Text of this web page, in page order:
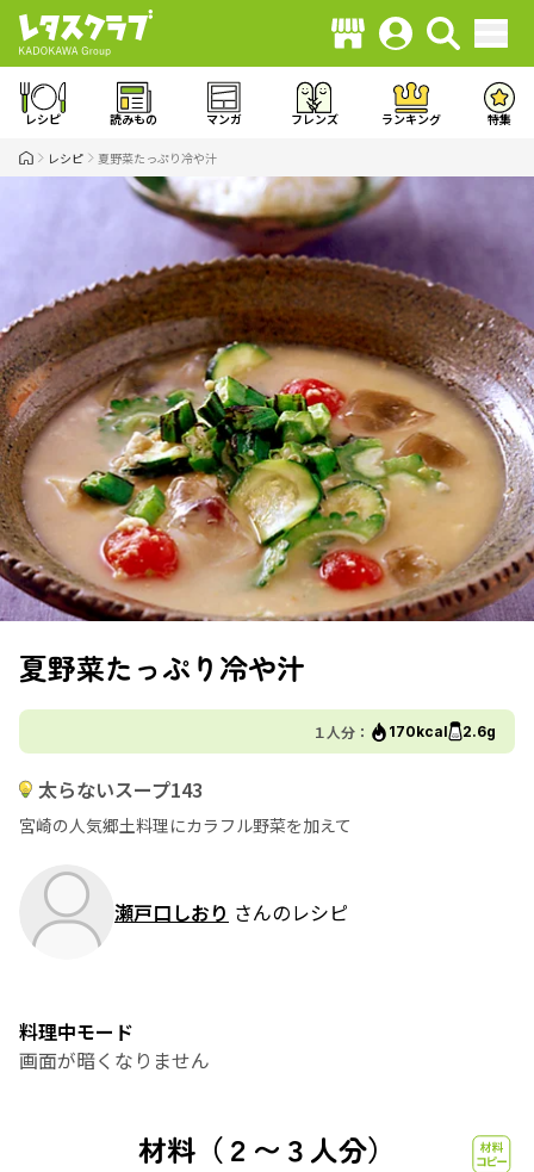
レシピ 読みもの マンガ フレンズ ランキング 特集
レシピ 夏野菜たっぷり冷や汁
夏野菜たっぷり冷や汁
１人分： 170kcal 2.6g
太らないスープ143
宮崎の人気郷土料理にカラフル野菜を加えて
瀬戸口しおり さんのレシピ
料理中モード
画面が暗くなりません
材料（２〜３人分）